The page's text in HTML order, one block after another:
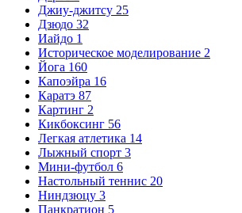
Джиу-джитсу 25
Дзюдо 32
Иайдо 1
Историческое моделирование 2
Йога 160
Капоэйра 16
Каратэ 87
Картинг 2
Кикбоксинг 56
Легкая атлетика 14
Лыжный спорт 3
Мини-футбол 6
Настольный теннис 20
Ниндзюцу 3
Панкратион 5